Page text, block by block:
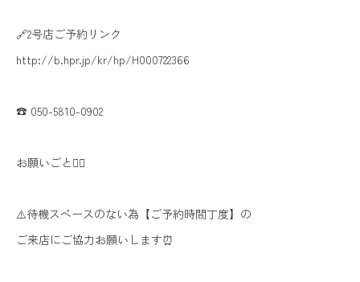
🔗2号店ご予約リンク
http://b.hpr.jp/kr/hp/H000722366
☎️ 050-5810-0902
お願いごと🙇‍♀️
⚠️待機スペースのない為【ご予約時間丁度】の
ご来店にご協力お願いします⏰